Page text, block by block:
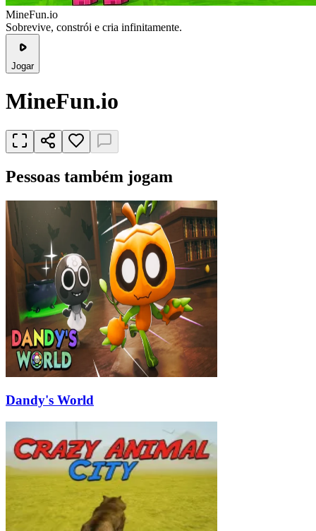
MineFun.io
Sobrevive, constrói e cria infinitamente.
Jogar
MineFun.io
Pessoas também jogam
Dandy's World